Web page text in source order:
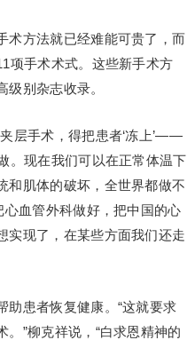
术方法就已经难能可贵了，而
项手术术式。这些新手术方
别杂志收录。
层手术，得把患者‘冻上’——
。现在我们可以在正常体温下
和肌体的破坏，全世界都做不
心血管外科做好，把中国的心
实现了，在某些方面我们还走
助患者恢复健康。“这就要求
”柳克祥说，“白求恩精神的